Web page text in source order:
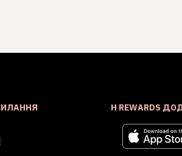
H REWARDS